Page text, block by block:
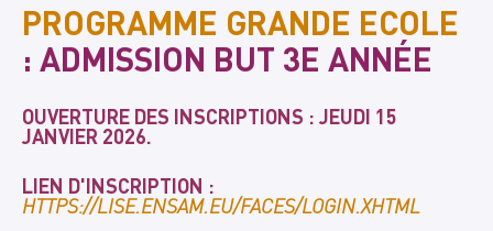
PROGRAMME GRANDE ECOLE
: ADMISSION BUT 3E ANNÉE
OUVERTURE DES INSCRIPTIONS : JEUDI 15
JANVIER 2026.
LIEN D'INSCRIPTION :
HTTPS://LISE.ENSAM.EU/FACES/LOGIN.XHTML